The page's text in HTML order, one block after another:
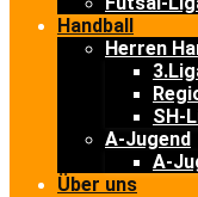
Handball
Herren
SH-
A-Jugend
A-
Über uns